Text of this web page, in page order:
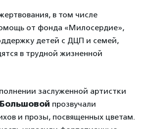
в том числе
от фонда «Милосердие»,
детей с ДЦП и семей,
в трудной жизненной
заслуженной артистки
прозвучали
и прозы, посвященных цветам.